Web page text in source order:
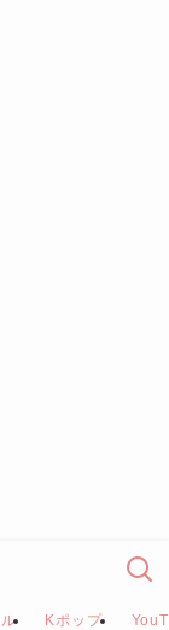
Kポップ